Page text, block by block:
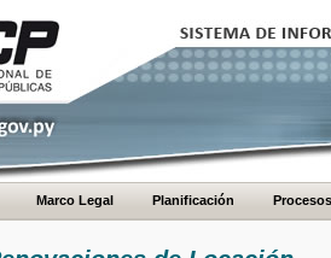
Marco Legal Planificación Procesos